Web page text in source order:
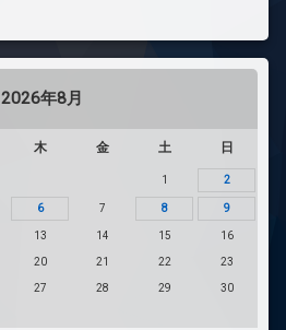
2026年8月
木 金 土 日
1 2
6 7 8 9
13 14 15 16
20 21 22 23
27 28 29 30